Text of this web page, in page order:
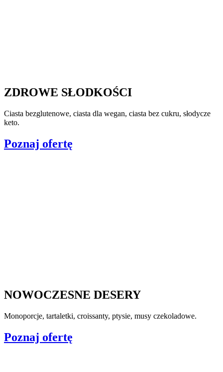
ZDROWE SŁODKOŚCI
Ciasta bezglutenowe, ciasta dla wegan, ciasta bez cukru, słodycze
keto.
Poznaj ofertę
NOWOCZESNE DESERY
Monoporcje, tartaletki, croissanty, ptysie, musy czekoladowe.
Poznaj ofertę